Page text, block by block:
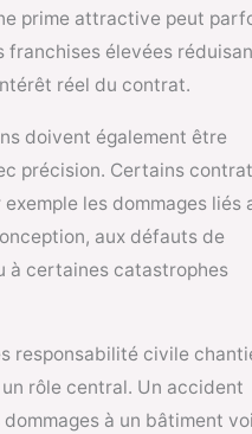
prime attractive peut
franchises élevées
réel du contrat.
doivent également être
précision. Certains
les dommages liés
aux défauts de
à certaines catastrophes
responsabilité civile
rôle central. Un accident
à un bâtiment